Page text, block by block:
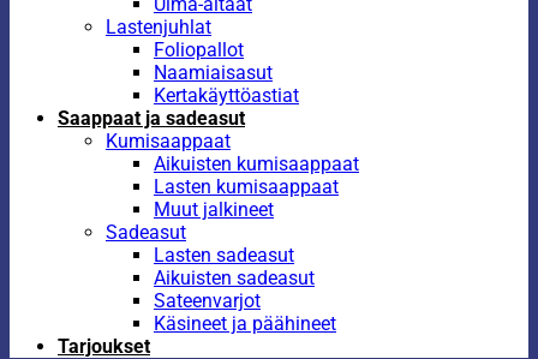
Lastenjuhlat
Foliopallot
Naamiaisasut
Kertakäyttöastiat
Saappaat ja sadeasut
Kumisaappaat
Aikuisten kumisaappaat
Lasten kumisaappaat
Muut jalkineet
Sadeasut
Lasten sadeasut
Aikuisten sadeasut
Sateenvarjot
Käsineet ja päähineet
Tarjoukset